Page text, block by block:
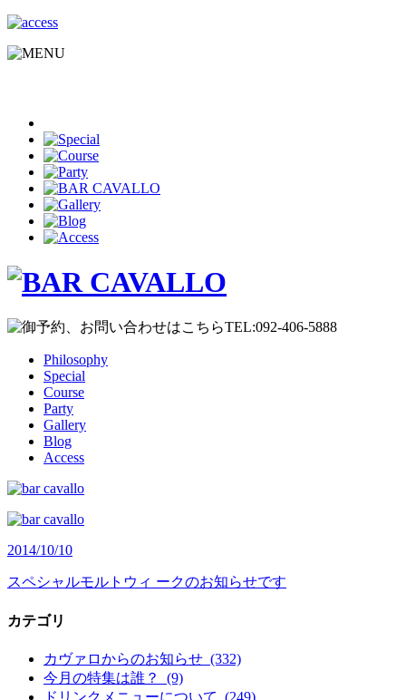
Philosophy
Special
Course
Party
Gallery
Blog
Access
2014/10/10
スペシャルモルトウィ ークのお知らせです
カテゴリ
カヴァロからのお知らせ (332)
今月の特集は誰？ (9)
ドリンクメニューについて (249)